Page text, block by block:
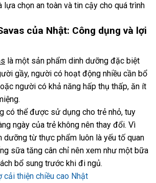
lựa chọn an toàn và tin cậy cho quá trình
của Nhật: Công dụng và lợi
là một sản phẩm dinh dưỡng đặc biệt
gầy, người có hoạt động nhiều cần bổ
người có khả năng hấp thụ thấp, ăn ít
có thể được sử dụng cho trẻ nhỏ, tuy
ngày của trẻ không nên thay đổi. Vì
dưỡng từ thực phẩm luôn là yếu tố quan
sữa tăng cân chỉ nên xem như một bữa
bổ sung trước khi đi ngủ.
cải thiện chiều cao Nhật